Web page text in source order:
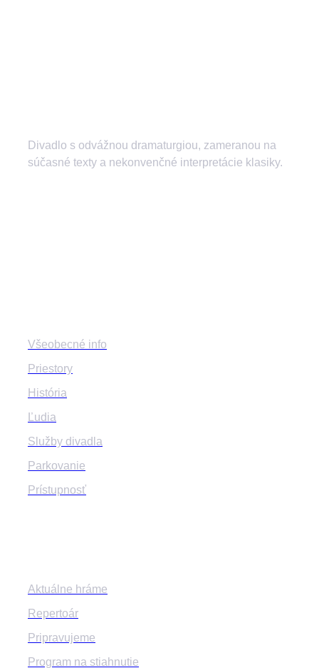
Divadlo s odvážnou dramaturgiou, zameranou na
súčasné texty a nekonvenčné interpretácie klasiky.
Všeobecné info
Priestory
História
Ľudia
Služby divadla
Parkovanie
Prístupnosť
Aktuálne hráme
Repertoár
Pripravujeme
Program na stiahnutie